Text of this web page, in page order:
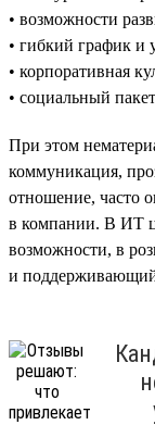
• возможности
• гибкий график и
• корпоративная
• социальный
При этом
коммуникация,
отношение, часто
в компании. В ИТ
возможности, в
и